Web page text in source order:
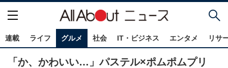
連載 ライフ グルメ 社会 IT・ビジネス エンタメ リサ
「か、かわいい…」パステル×ポムポムプリ